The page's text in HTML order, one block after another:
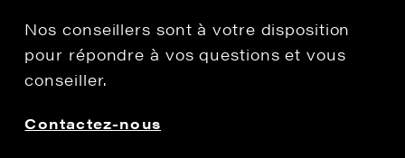
Nos conseillers sont à votre disposition
pour répondre à vos questions et vous
conseiller.
Contactez-nous